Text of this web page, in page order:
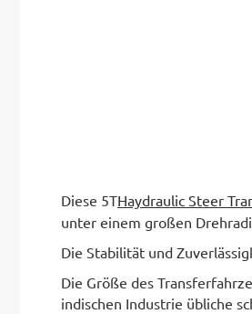
Diese 5THaydraulic Steer
unter einem großen
Die Stabilität und
Die Größe des
indischen Industrie übliche